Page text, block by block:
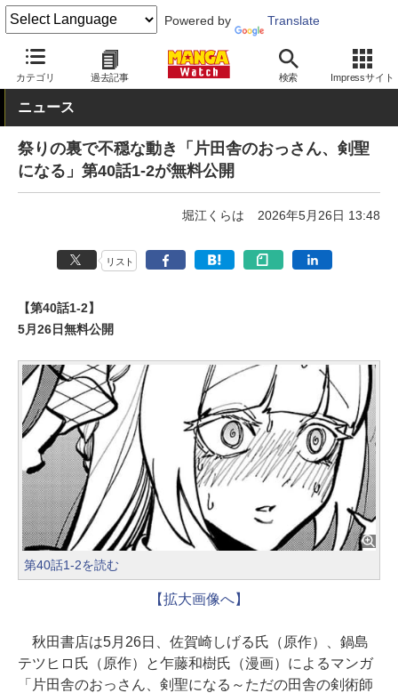
Powered by Translate
カテゴリ 過去記事 検索 Impressサイト
MANGA Watch Web/アプリ ヤンチャンWeb
ニュース
祭りの裏で不穏な動き「片田舎のおっさん、剣聖
になる」第40話1-2が無料公開
堀江くらは 2026年5月26日 13:48
リスト
【第40話1-2】
5月26日無料公開
第40話1-2を読む
【拡大画像へ】
秋田書店は5月26日、佐賀崎しげる氏（原作）、鍋島
テツヒロ氏（原作）と乍藤和樹氏（漫画）によるマンガ
「片田舎のおっさん、剣聖になる～ただの田舎の剣術師